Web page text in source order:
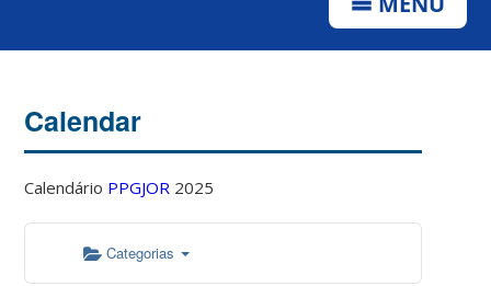
Calendar
Calendário PPGJOR 2025
Categorias